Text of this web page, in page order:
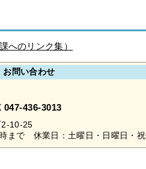
へのリンク集）
お問い合わせ
047-436-3013
2-10-25
まで 休業日：土曜日・日曜日・